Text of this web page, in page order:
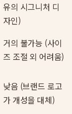
유의 시그니처 디
자인)
거의 불가능 (사이
즈 조절 외 어려움)
낮음 (브랜드 로고
가 개성을 대체)